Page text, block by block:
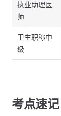
执业助理医
师
卫生职称中
级
考点速记